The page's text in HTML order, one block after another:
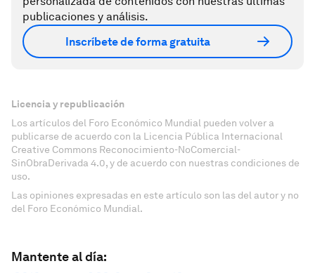
publicaciones y análisis.
Inscríbete de forma gratuita
Licencia y republicación
Los artículos del Foro Económico Mundial pueden volver a
publicarse de acuerdo con la Licencia Pública Internacional
Creative Commons Reconocimiento-NoComercial-
SinObraDerivada 4.0, y de acuerdo con nuestras condiciones de
uso.
Las opiniones expresadas en este artículo son las del autor y no
del Foro Económico Mundial.
Mantente al día: